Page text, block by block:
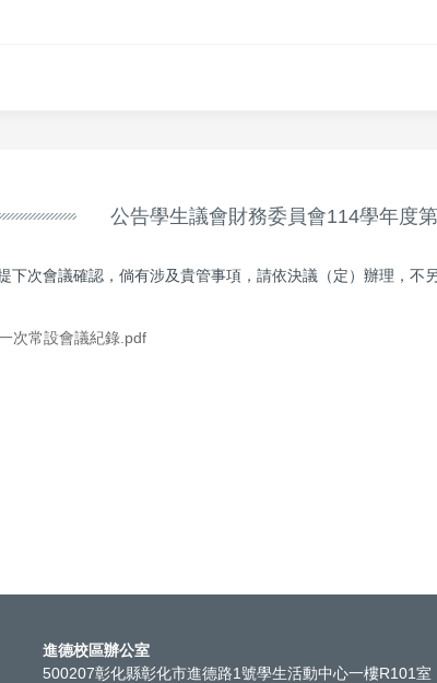
公告學生議會財務委員會114學年度
下次會議確認，倘有涉及貴管事項，請依決議（定）辦理，不另
次常設會議紀錄.pdf
進德校區辦公室
500207彰化縣彰化市進德路1號學生活動中心一樓R101室